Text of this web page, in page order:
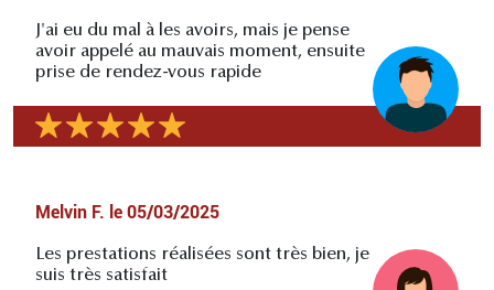
J'ai eu du mal à les avoirs, mais je pense
avoir appelé au mauvais moment, ensuite
prise de rendez-vous rapide
Melvin F. le 05/03/2025
Les prestations réalisées sont très bien, je
suis très satisfait